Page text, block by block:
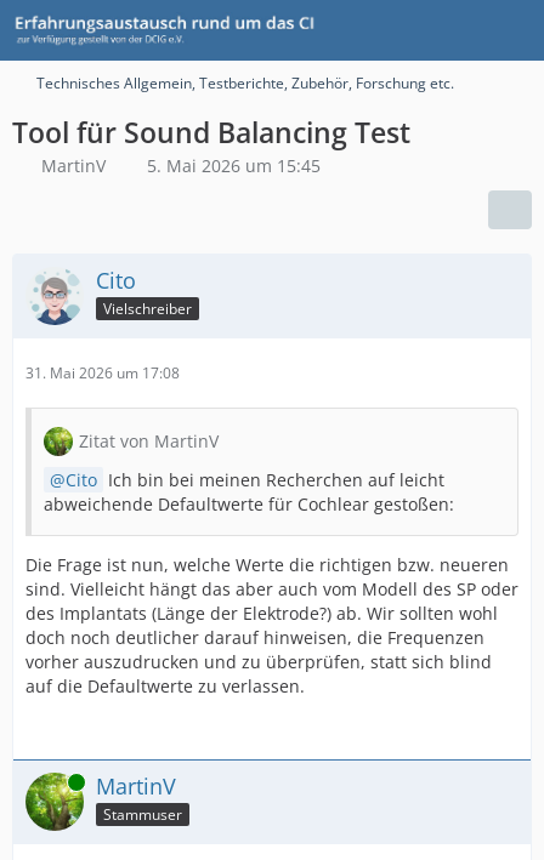
Technisches Allgemein, Testberichte, Zubehör, Forschung etc.
Tool für Sound Balancing Test
MartinV 5. Mai 2026 um 15:45
Cito
Vielschreiber
31. Mai 2026 um 17:08
Zitat von MartinV
Cito Ich bin bei meinen Recherchen auf leicht
abweichende Defaultwerte für Cochlear gestoßen:
Die Frage ist nun, welche Werte die richtigen bzw. neueren
sind. Vielleicht hängt das aber auch vom Modell des SP oder
des Implantats (Länge der Elektrode?) ab. Wir sollten wohl
doch noch deutlicher darauf hinweisen, die Frequenzen
vorher auszudrucken und zu überprüfen, statt sich blind
auf die Defaultwerte zu verlassen.
Online MartinV
Stammuser